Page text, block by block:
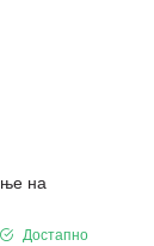
на
Достапно